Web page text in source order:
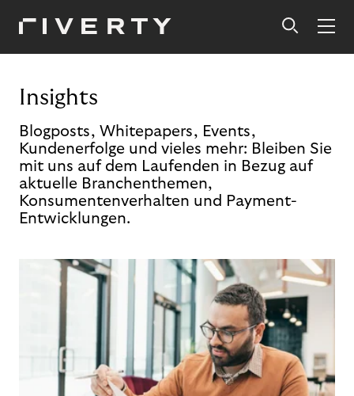
Insights
Blogposts, Whitepapers, Events,
Kundenerfolge und vieles mehr: Bleiben Sie
mit uns auf dem Laufenden in Bezug auf
aktuelle Branchenthemen,
Konsumentenverhalten und Payment-
Entwicklungen.